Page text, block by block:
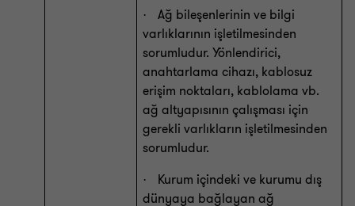
·
Ağ bileşenlerinin ve bilgi
varlıklarının işletilmesinden
sorumludur. Yönlendirici,
anahtarlama cihazı, kablosuz
erişim noktaları, kablolama vb.
ağ altyapısının çalışması için
gerekli varlıkların işletilmesinden
sorumludur.
·
Kurum içindeki ve kurumu dış
dünyaya bağlayan ağ